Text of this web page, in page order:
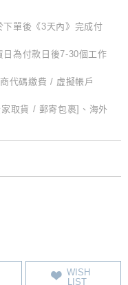
單後《3天內》完成付
為付款日後7-30個工作
代碼繳費 / 虛擬帳戶
取貨 / 郵寄包裹]、海外
WISH
LIST